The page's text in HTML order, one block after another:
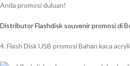
Anda promosi duluan!
Distributor Flashdisk souvenir promosi di
4. Flash Disk USB promosi Bahan kaca